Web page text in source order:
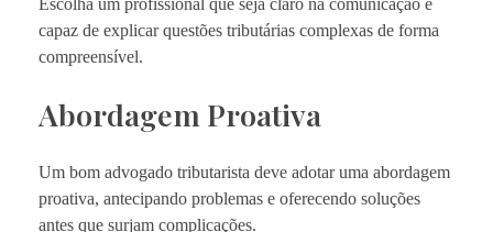
Escolha um profissional que seja claro na comunicação e
capaz de explicar questões tributárias complexas de forma
compreensível.
Abordagem Proativa
Um bom advogado tributarista deve adotar uma abordagem
proativa, antecipando problemas e oferecendo soluções
antes que surjam complicações.